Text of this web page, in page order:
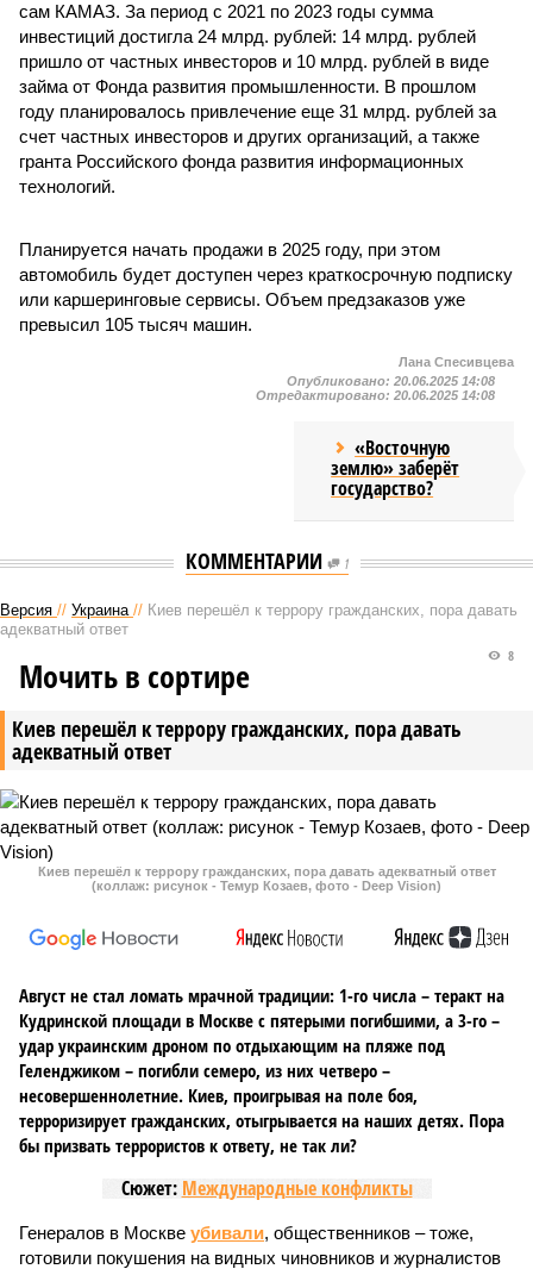
сам КАМАЗ. За период с 2021 по 2023 годы сумма
инвестиций достигла 24 млрд. рублей: 14 млрд. рублей
пришло от частных инвесторов и 10 млрд. рублей в виде
займа от Фонда развития промышленности. В прошлом
году планировалось привлечение еще 31 млрд. рублей за
счет частных инвесторов и других организаций, а также
гранта Российского фонда развития информационных
технологий.
Планируется начать продажи в 2025 году, при этом
автомобиль будет доступен через краткосрочную подписку
или каршеринговые сервисы. Объем предзаказов уже
превысил 105 тысяч машин.
Лана Спесивцева
Опубликовано: 20.06.2025 14:08
Отредактировано: 20.06.2025 14:08
«Восточную
землю» заберёт
государство?
КОММЕНТАРИИ 1
Версия // Украина // Киев перешёл к террору гражданских, пора давать
адекватный ответ
Киев перешёл к террору гражданских, пора давать
адекватный ответ
8
Мочить в сортире
Киев перешёл к террору гражданских, пора давать адекватный ответ
(коллаж: рисунок - Темур Козаев, фото - Deep Vision)
Август не стал ломать мрачной традиции: 1-го числа – теракт на
Кудринской площади в Москве с пятерыми погибшими, а 3-го –
удар украинским дроном по отдыхающим на пляже под
Геленджиком – погибли семеро, из них четверо –
несовершеннолетние. Киев, проигрывая на поле боя,
терроризирует гражданских, отыгрывается на наших детях. Пора
бы призвать террористов к ответу, не так ли?
Сюжет: Международные конфликты
Генералов в Москве убивали, общественников – тоже,
готовили покушения на видных чиновников и журналистов